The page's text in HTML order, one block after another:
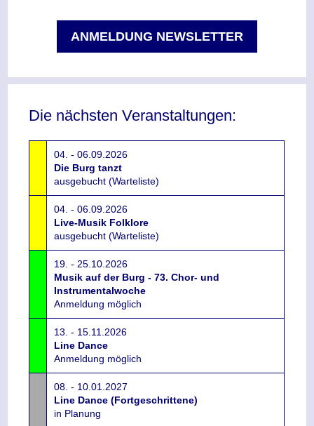
ANMELDUNG NEWSLETTER
Die nächsten Veranstaltungen:
04. - 06.09.2026
Die Burg tanzt
ausgebucht (Warteliste)
04. - 06.09.2026
Live-Musik Folklore
ausgebucht (Warteliste)
19. - 25.10.2026
Musik auf der Burg - 73. Chor- und
Instrumentalwoche
Anmeldung möglich
13. - 15.11.2026
Line Dance
Anmeldung möglich
08. - 10.01.2027
Line Dance (Fortgeschrittene)
in Planung